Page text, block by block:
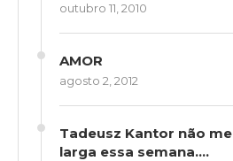
outubro 11, 2010
AMOR
agosto 2, 2012
Tadeusz Kantor não me
larga essa semana….